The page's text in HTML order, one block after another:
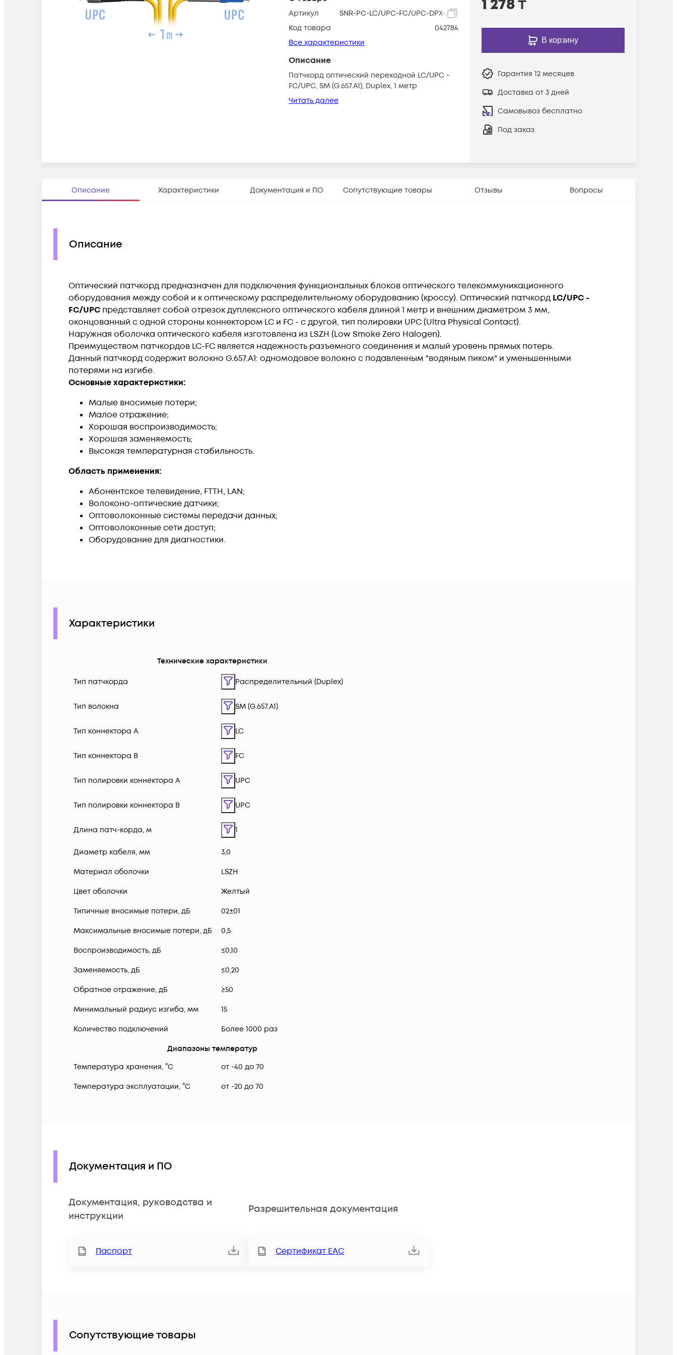
Артикул
SNR-PC-LC/UPC-FC/UPC-DPX-A-1m
Код товара
042784
Все характеристики
Описание
Патчкорд оптический переходной LC/UPC -
FC/UPC, SM (G.657.A1), Duplex, 1 метр
Читать далее
1 278₸
В корзину
Гарантия 12 месяцев
Доставка от 3 дней
Самовывоз бесплатно
Под заказ
Описание Характеристики Документация и ПО Сопутствующие товары Отзывы Вопросы
Описание
Оптический патчкорд предназначен для подключения функциональных блоков оптического телекоммуникационного
оборудования между собой и к оптическому распределительному оборудованию (кроссу). Оптический патчкорд LC/UPC -
FC/UPC представляет собой отрезок дуплексного оптического кабеля длиной 1 метр и внешним диаметром 3 мм,
оконцованный с одной стороны коннектором LC и FC - с другой, тип полировки UPC (Ultra Physical Contact).
Наружная оболочка оптического кабеля изготовлена из LSZH (Low Smoke Zero Halogen).
Преимуществом патчкордов LC-FC является надежность разъемного соединения и малый уровень прямых потерь.
Данный патчкорд содержит волокно G.657.А1: одномодовое волокно с подавленным "водяным пиком" и уменьшенными
потерями на изгибе.
Основные характеристики:
Малые вносимые потери;
Малое отражение;
Хорошая воспроизводимость;
Хорошая заменяемость;
Высокая температурная стабильность.
Область применения:
Абонентское телевидение, FTTH, LAN;
Волоконо-оптические датчики;
Оптоволоконные системы передачи данных;
Оптоволоконные сети доступ;
Оборудование для диагностики.
Характеристики
Технические характеристики
Тип патчкорда Распределительный (Duplex)
Тип волокна SM (G.657.A1)
Тип коннектора A LC
Тип коннектора B FC
Тип полировки коннектора A UPC
Тип полировки коннектора B UPC
Длина патч-корда, м 1
Диаметр кабеля, мм 3,0
Материал оболочки LSZH
Цвет оболочки Желтый
Типичные вносимые потери, дБ 02±01
Максимальные вносимые потери, дБ 0,5
Воспроизводимость, дБ ≤0,10
Заменяемость, дБ ≤0,20
Обратное отражение, дБ ≥50
Минимальный радиус изгиба, мм 15
Количество подключений Более 1000 раз
Диапазоны температур
Температура хранения, °C
от -40 до 70
Температура эксплуатации, °C от -20 до 70
Документация и ПО
Документация, руководства и
инструкции
Паспорт
Разрешительная документация
Сертификат ЕАС
Сопутствующие товары